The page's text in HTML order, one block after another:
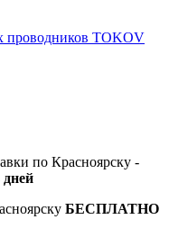
проводников TOKOV
по Красноярску -
дней
БЕСПЛАТНО